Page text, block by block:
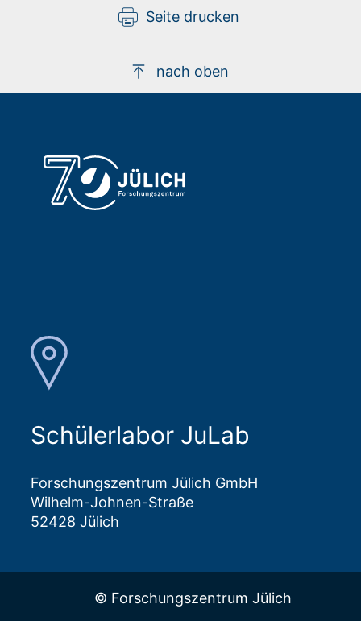
Seite drucken
nach oben
Schülerlabor JuLab
Forschungszentrum Jülich GmbH
Wilhelm-Johnen-Straße
52428 Jülich
© Forschungszentrum Jülich